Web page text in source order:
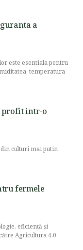
a
este esentiala pentru
temperatura
profit intr-o
culturi mai putin
fermele
eficiență și
Agricultura 4.0